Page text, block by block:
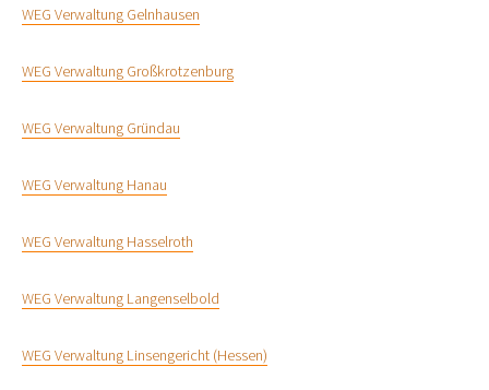
WEG Verwaltung Gelnhausen
WEG Verwaltung Großkrotzenburg
WEG Verwaltung Gründau
WEG Verwaltung Hanau
WEG Verwaltung Hasselroth
WEG Verwaltung Langenselbold
WEG Verwaltung Linsengericht (Hessen)